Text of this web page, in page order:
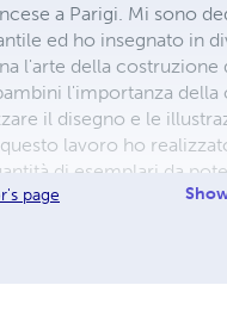
a Parigi. Mi sono
ed ho insegnato in
l'arte della
l'importanza della
il disegno e le
lavoro ho
di esemplari da
in unica pagina. Ho
page